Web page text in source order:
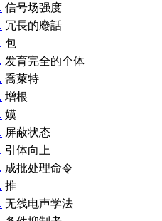
信号场强度
冗長的廢話
包
发育完全的个体
喬萊特
增根
嫫
屏蔽状态
引体向上
成批处理命令
推
无线电声学法